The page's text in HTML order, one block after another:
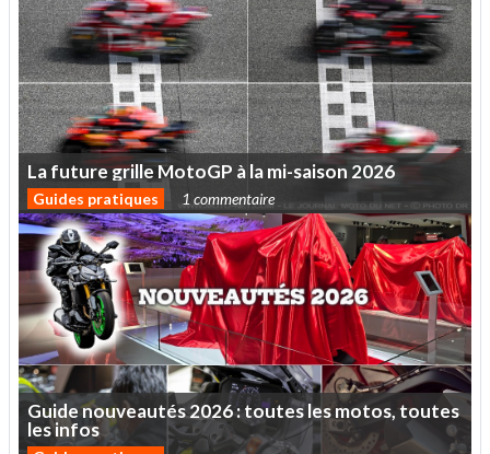
Lafuturegrille MotoGP àlami-saison 2026
Guides pratiques 1 commentaire
Guidenouveautés2026:touteslesmotos,toutes
lesinfos